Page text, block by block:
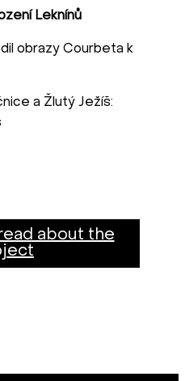
Leknínů
obrazy Courbeta k
a Žlutý Ježíš:
about the